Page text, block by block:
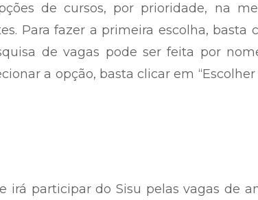
de cursos, por prioridade, na
Para fazer a primeira escolha, basta
de vagas pode ser feita por
a opção, basta clicar em “Escolher
irá participar do Sisu pelas vagas de